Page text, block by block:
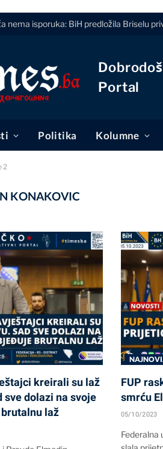
nema isporuka: BiH predložila Briselu
Portal
Politika Kolumne
2
KONAKOVIC
kreirali su laž
sve dolazi na svoje
laž
FUP
smrću
05/10/2023
Federalna